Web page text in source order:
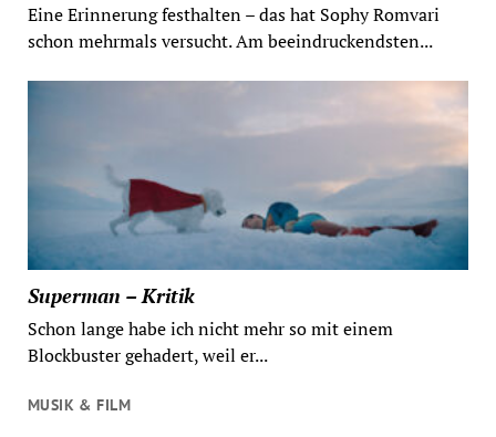
Eine Erinnerung festhalten – das hat Sophy Romvari
schon mehrmals versucht. Am beeindruckendsten...
Superman – Kritik
Schon lange habe ich nicht mehr so mit einem
Blockbuster gehadert, weil er...
MUSIK & FILM